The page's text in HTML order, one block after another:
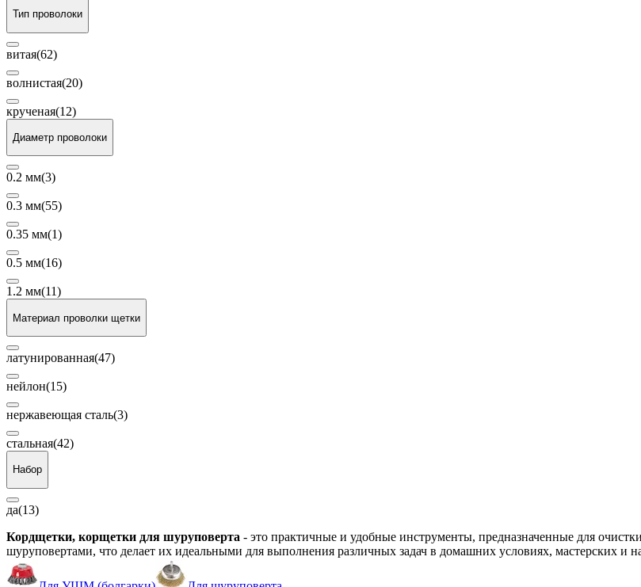
Тип проволоки
витая(62)
волнистая(20)
крученая(12)
Диаметр проволоки
0.2 мм(3)
0.3 мм(55)
0.35 мм(1)
0.5 мм(16)
1.2 мм(11)
Материал проволки щетки
латунированная(47)
нейлон(15)
нержавеющая сталь(3)
стальная(42)
Набор
да(13)
Кордщетки, корщетки для шуруповерта - это практичные и удобные инструменты, предназначенные для
шуруповертами, что делает их идеальными для выполнения различных задач в домашних условиях, мастерских и